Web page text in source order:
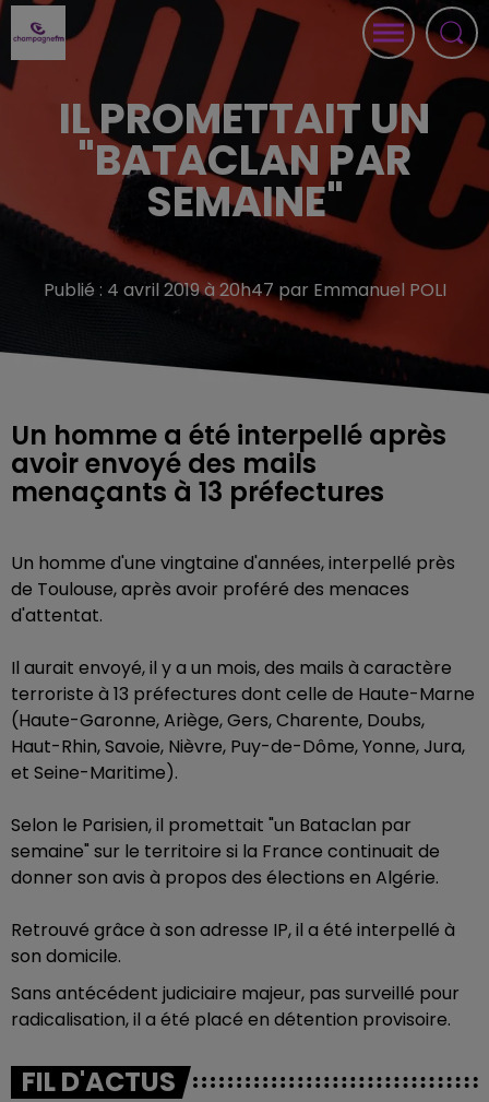
IL PROMETTAIT UN
"BATACLAN PAR
SEMAINE"
Publié : 4 avril 2019 à 20h47 par Emmanuel POLI
Un homme a été interpellé après
avoir envoyé des mails
menaçants à 13 préfectures
Un homme d'une vingtaine d'années, interpellé près
de Toulouse, après avoir proféré des menaces
d'attentat.
Il aurait envoyé, il y a un mois, des mails à caractère
terroriste à 13 préfectures dont celle de Haute-Marne
(Haute-Garonne, Ariège, Gers, Charente, Doubs,
Haut-Rhin, Savoie, Nièvre, Puy-de-Dôme, Yonne, Jura,
et Seine-Maritime).
Selon le Parisien, il promettait "un Bataclan par
semaine" sur le territoire si la France continuait de
donner son avis à propos des élections en Algérie.
Retrouvé grâce à son adresse IP, il a été interpellé à
son domicile.
Sans antécédent judiciaire majeur, pas surveillé pour
radicalisation, il a été placé en détention provisoire.
FIL D'ACTUS